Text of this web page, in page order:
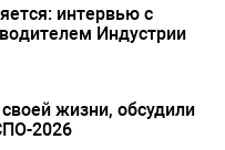
интервью с
Индустрии
жизни, обсудили
2026